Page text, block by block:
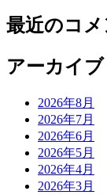
最近のコメ
アーカイブ
2026年8月
2026年7月
2026年6月
2026年5月
2026年4月
2026年3月